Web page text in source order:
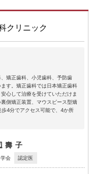
クリニック
矯正歯科、小児歯科、予防歯
す。矯正歯科では日本矯正歯科
心して治療を受けていただけま
側矯正装置、マウスピース型矯
4分でアクセス可能で、4か所
壽子
会 認定医